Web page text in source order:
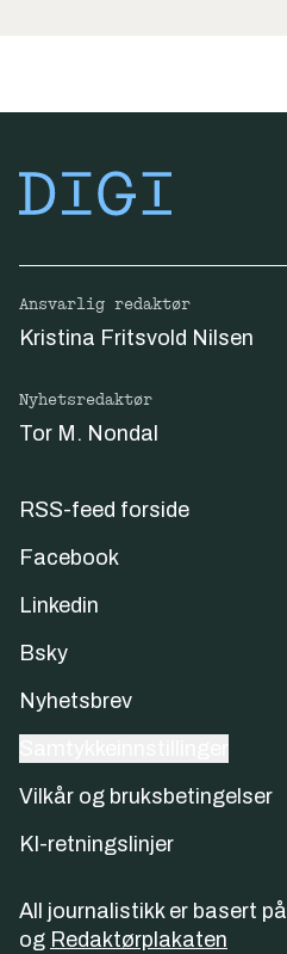
Ansvarlig redaktør
Kristina Fritsvold Nilsen
Nyhetsredaktør
Tor M. Nondal
RSS-feed forside
Facebook
Linkedin
Bsky
Nyhetsbrev
Vilkår og bruksbetingelser
KI-retningslinjer
All journalistikk er basert på
og Redaktørplakaten